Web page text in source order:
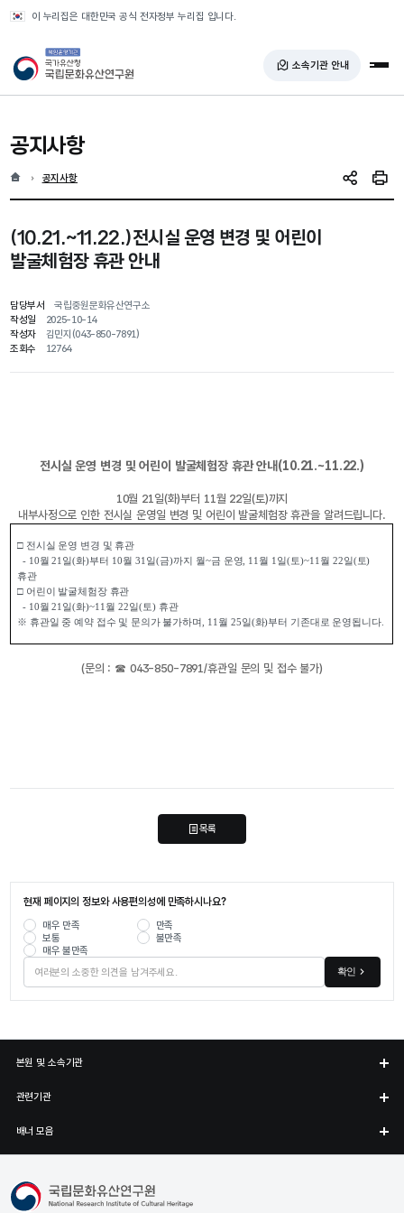
이 누리집은 대한민국 공식 전자정부 누리집 입니다.
국가유산청 국립문화유산연구원 소속기관 안내 전
공지사항
홈 현재 위치
공지사항 SNS 공유인쇄
(10.21.~11.22.)전시실 운영 변경 및 어린이
발굴체험장 휴관 안내
담당부서
국립중원문화유산연구소
작성일
2025-10-14
작성자
김민지(043-850-7891)
조회수
12764
전시실 운영 변경 및 어린이 발굴체험장 휴관 안내(10.21.~11.22.)
10월 21일(화)부터 11월 22일(토)까지
내부사정으로 인한 전시실 운영일 변경 및 어린이 발굴체험장 휴관을 알려드립니다.
□ 전시실 운영 변경 및 휴관
- 10월 21 일(화)부터 10월 31 일(금)까지 월~금 운영 , 11 월 1 일(토)~11 월 22일(토
휴관
□ 어린이 발굴체험장 휴관
- 10월 21 일(화)~11 월 22일(토) 휴관
※ 휴관일 중 예약 접수 및 문의가 불가하며 , 11 월 25일(화)부터 기존대로 운영됩니다.
(문의 : ☎ 043-850-7891/휴관일 문의 및 접수 불가)
목록
현재 페이지의 정보와 사용편의성에 만족하시나요?
매우 만족
만족
보통
불만족
매우 불만족
확인
본원 및 소속기관
관련기관
배너 모음
국립문화유산연구원